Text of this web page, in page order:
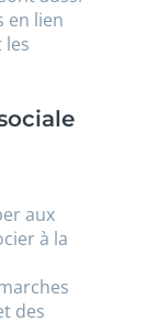
en lien
les
aux
à la
des